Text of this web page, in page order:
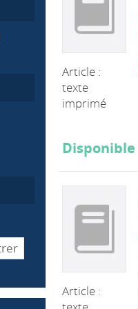
Article :
texte
imprimé
Disponible
Article :